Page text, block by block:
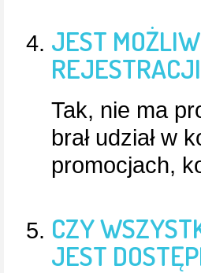
JEST
Tak, nie ma
brał udział w
promocjach,
CZY
JEST